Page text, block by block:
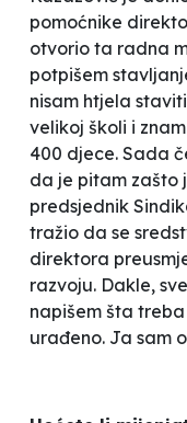
pomoćnike
otvorio ta radna
potpišem
nisam htjela
velikoj školi i
400 djece. Sada
da je pitam zašto
predsjednik
tražio da se
direktora
razvoju. Dakle,
napišem šta
urađeno. Ja sam